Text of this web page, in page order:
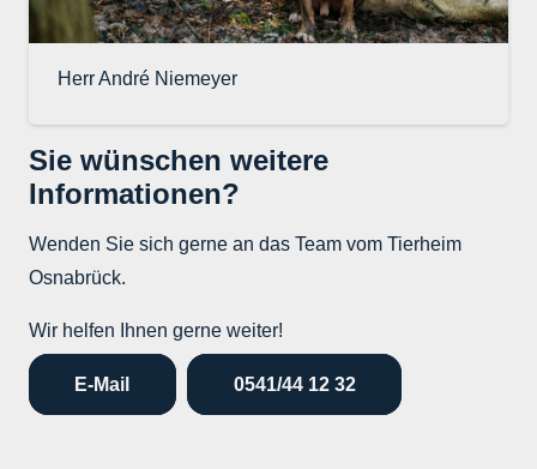
Herr André Niemeyer
Sie wünschen weitere
Informationen?
Wenden Sie sich gerne an das Team vom Tierheim
Osnabrück.
Wir helfen Ihnen gerne weiter!
E-Mail 0541/44 12 32